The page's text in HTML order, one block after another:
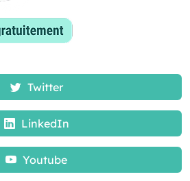
Twitter
LinkedIn
Youtube